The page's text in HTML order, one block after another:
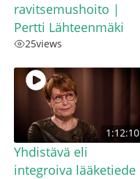
ravitsemushoito |
Pertti Lähteenmäki
25views
1:12:10
Yhdistävä eli
integroiva lääketiede